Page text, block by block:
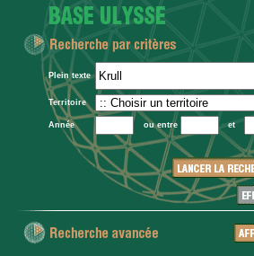
Plein texte
Territoire
Année ou entre et